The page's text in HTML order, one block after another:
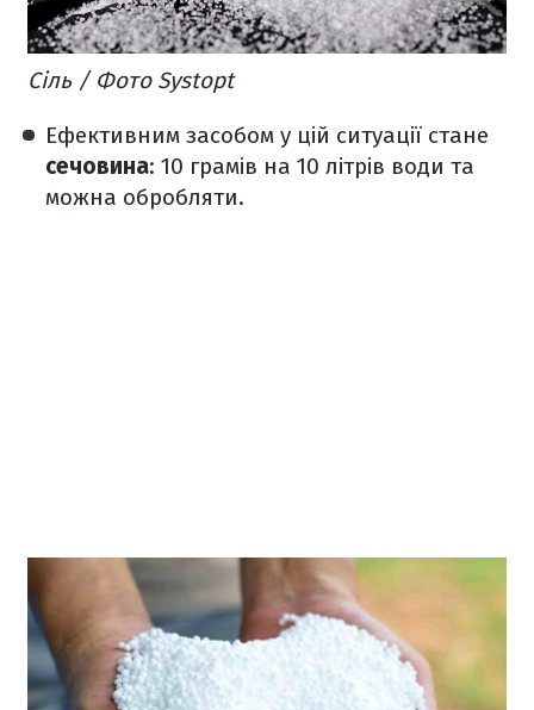
Сіль / Фото Systopt
Ефективним засобом у цій ситуації стане
сечовина: 10 грамів на 10 літрів води та
можна обробляти.